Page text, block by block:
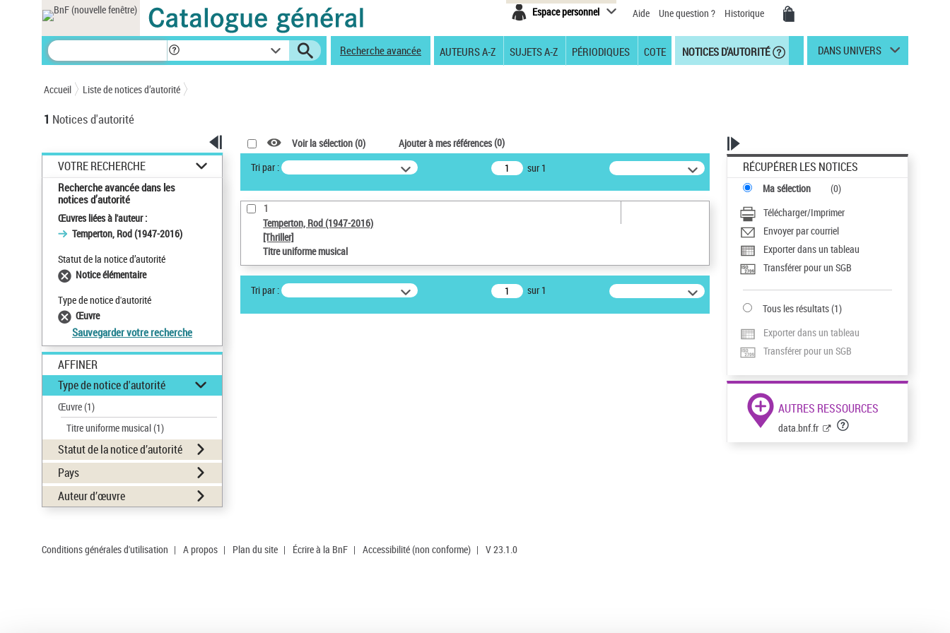
Espace personnel Aide Une question ? Historique
Recherche avancée AUTEURS A-Z SUJETS A-Z PÉRIODIQUES COTE NOTICES D'AUTORITÉ DANS UNIVERS
Accueil Liste de notices d’autorité
1 Notices d'autorité
VOTRE RECHERCHE
Recherche avancée dans les
notices d’autorité
Œuvres liées à l'auteur :
Temperton, Rod (1947-2016)
Statut de la notice d’autorité
Notice élémentaire
Type de notice d'autorité
Œuvre
Sauvegarder votre recherche
AFFINER
Type de notice d'autorité
Œuvre(1)
Titre uniforme musical(1)
Statut de la notice d’autorité
Pays
Auteur d’œuvre
Voir la sélection (0) Ajouter à mes références(0)
Tri par :
sur 1
1
Temperton, Rod (1947-2016)
[Thriller]
Titre uniforme musical
Tri par : sur 1
RÉCUPÉRER LES NOTICES
Ma sélection (0)
Télécharger/Imprimer
Envoyer par courriel
Exporter dans un tableau
Transférer pour un SGB
Tous les résultats(1)
Exporter dans un tableau
Transférer pour un SGB
AUTRES RESSOURCES
data.bnf.fr
Conditions générales d'utilisation | A propos | Plan du site | Écrire à la BnF | Accessibilité (non conforme) | V 23.1.0
Panneau de gestion des cookies